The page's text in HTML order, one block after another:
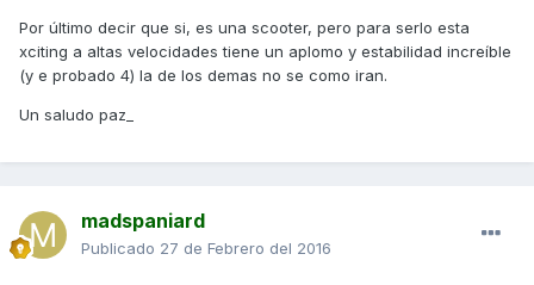
Por último decir que si, es una scooter, pero para serlo esta
xciting a altas velocidades tiene un aplomo y estabilidad increíble
(y e probado 4) la de los demas no se como iran.
Un saludo paz_
madspaniard
Publicado 27 de Febrero del 2016